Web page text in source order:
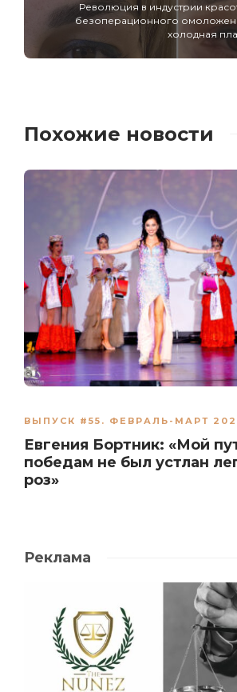
Революция в индустрии
безоперационного
холодная
Похожие новости
ВЫПУСК #55. ФЕВРАЛЬ-МАРТ
Евгения Бортник: «Мой
победам не был устлан
роз»
Реклама